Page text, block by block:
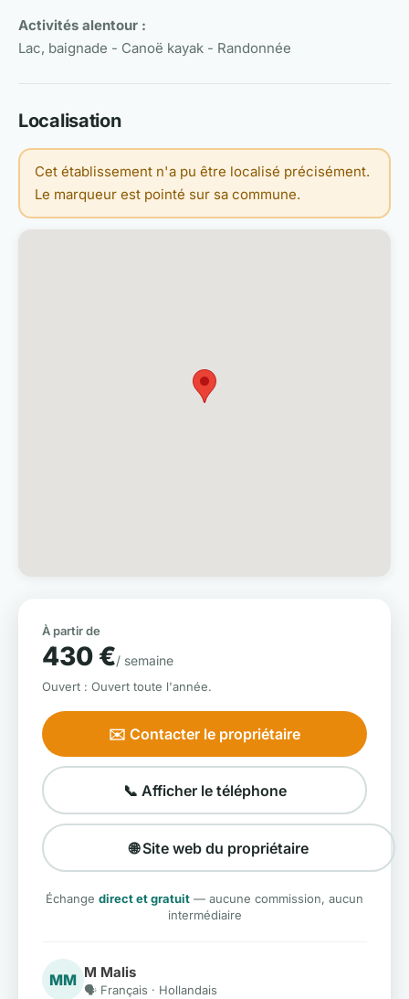
Activités alentour :
Lac, baignade - Canoë kayak - Randonnée
Localisation
Cet établissement n'a pu être localisé précisément.
Le marqueur est pointé sur sa commune.
À partir de
430 €/ semaine
Ouvert : Ouvert toute l'année.
✉️ Contacter le propriétaire
📞 Afficher le téléphone
🌐 Site web du propriétaire
Échange direct et gratuit — aucune commission, aucun
intermédiaire
MM M Malis
🗣️ Français · Hollandais